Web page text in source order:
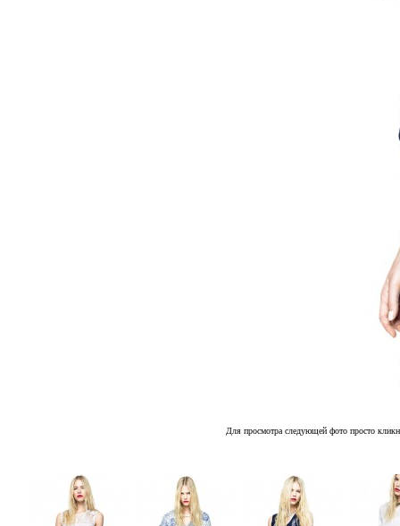
Для просмотра следующей фото просто